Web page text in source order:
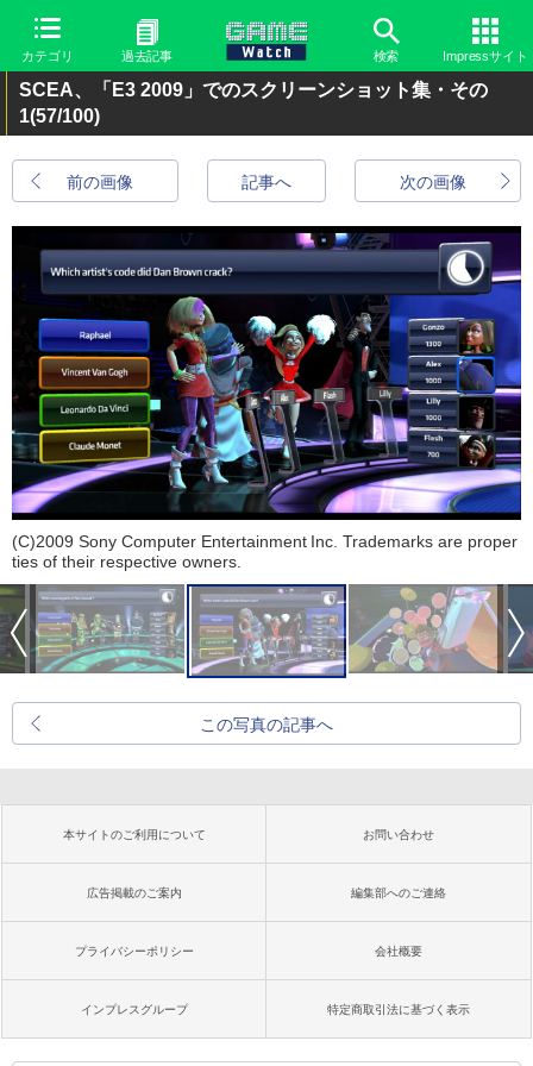
カテゴリ 過去記事 検索 Impressサイト
SCEA、「E3 2009」でのスクリーンショット集・その
1(57/100)
前の画像 次の画像
記事へ
(C)2009 Sony Computer Entertainment Inc. Trademarks are proper
ties of their respective owners.
この写真の記事へ
本サイトのご利用について お問い合わせ
広告掲載のご案内 編集部へのご連絡
プライバシーポリシー 会社概要
インプレスグループ 特定商取引法に基づく表示